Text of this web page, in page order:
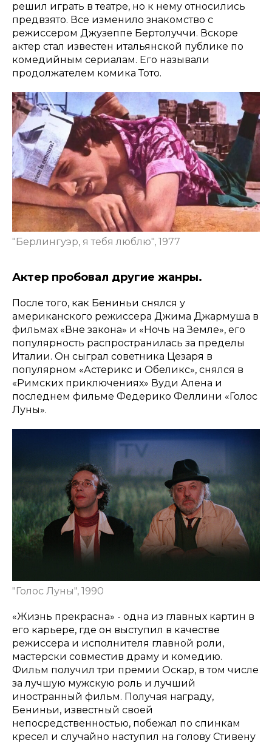
решил играть в театре, но к нему относились
предвзято. Все изменило знакомство с
режиссером Джузеппе Бертолуччи. Вскоре
актер стал известен итальянской публике по
комедийным сериалам. Его называли
продолжателем комика Тото.
"Берлингуэр, я тебя люблю", 1977
Актер пробовал другие жанры.
После того, как Бениньи снялся у
американского режиссера Джима Джармуша в
фильмах «Вне закона» и «Ночь на Земле», его
популярность распространилась за пределы
Италии. Он сыграл советника Цезаря в
популярном «Астерикс и Обеликс», снялся в
«Римских приключениях» Вуди Алена и
последнем фильме Федерико Феллини «Голос
Луны».
"Голос Луны", 1990
«Жизнь прекрасна» - одна из главных картин в
его карьере, где он выступил в качестве
режиссера и исполнителя главной роли,
мастерски совместив драму и комедию.
Фильм получил три премии Оскар, в том числе
за лучшую мужскую роль и лучший
иностранный фильм. Получая награду,
Бениньи, известный своей
непосредственностью, побежал по спинкам
кресел и случайно наступил на голову Стивену